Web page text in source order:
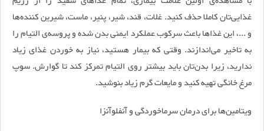
غذایی‌تان کاملا حذف کنید. غلات، قند، شیر، پنیر، ماست، شیرین کننده‌ها
و ...، این غذا‌ها باعث سرکوب عملکرد ایمنی بدن شده و پروسه‌ی التیام را
به تاخیر می‌اندازند. وقتی که بیمار هستید، نیاز به خوردن غذای زیاد
ندارید، زیرا بدن‌تان باید بیشتر روی التیام تمرکز کند تا گوارش. سوپ
مرغ خانگی تهیه کنید و مایعات گرم زیاد بنوشید.
ویتامین‌ها برای درمان سرماخوردگی و آنفلوآنزا